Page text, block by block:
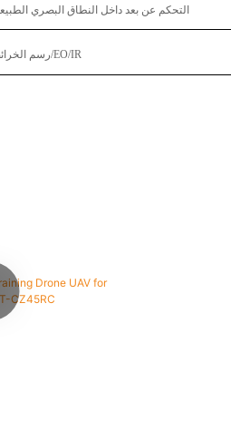
التحكم عن بعد داخل النطاق البصري
رسم الخرائط/EO/IR